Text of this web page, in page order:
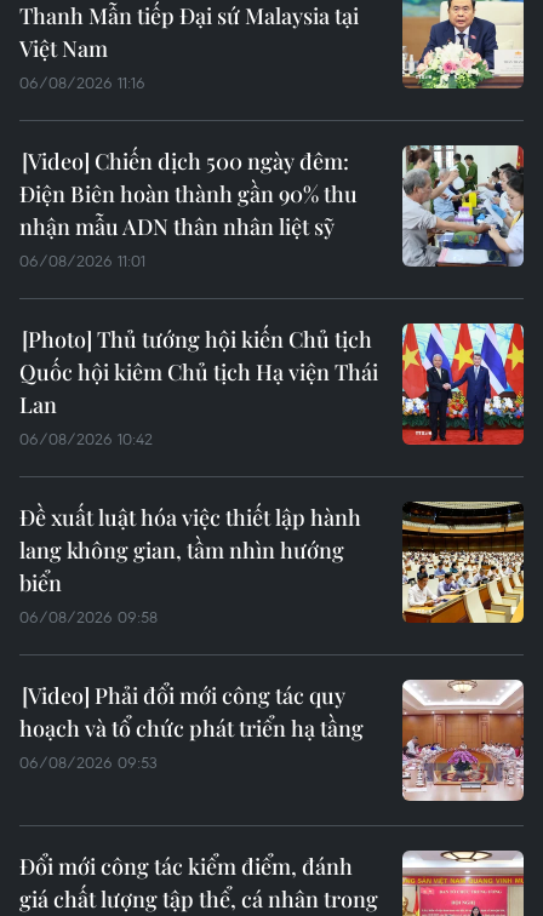
Thanh Mẫn tiếp Đại sứ Malaysia tại
Việt Nam
06/08/2026 11:16
Chiến dịch 500 ngày đêm:
Điện Biên hoàn thành gần 90% thu
nhận mẫu ADN thân nhân liệt sỹ
06/08/2026 11:01
Thủ tướng hội kiến Chủ tịch
Quốc hội kiêm Chủ tịch Hạ viện Thái
Lan
06/08/2026 10:42
Đề xuất luật hóa việc thiết lập hành
lang không gian, tầm nhìn hướng
biển
06/08/2026 09:58
Phải đổi mới công tác quy
hoạch và tổ chức phát triển hạ tầng
06/08/2026 09:53
Đổi mới công tác kiểm điểm, đánh
giá chất lượng tập thể, cá nhân trong